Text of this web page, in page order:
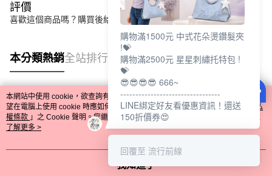
評價
喜歡這個商品嗎？購買後給他一個好評吧
本分類熱銷全站排行
熱門標籤
本網站中使用 cookie，欲查詢有關本網站使用 cookie 方式之詳情，及若您不希
望在電腦上使用 cookie 時應如何變更電腦的 cookie 設定，請參閱本網站「
隱私
權條款 」之 Cookie 聲明。您繼續使用本網站即表示您同意本公司得按本網站使
用條款之 Cookie 聲明使用 cookie。
了解更多 >
我知道了
購物滿1500元 中式花朵燙鑽髮夾
!💝
購物滿2500元 星星刺繡托特包 !
💝
😎😎😎😎 666~
---------------------------------
LINE綁定好友看優惠資訊！還送
150折價券😍
回覆至 流行前線